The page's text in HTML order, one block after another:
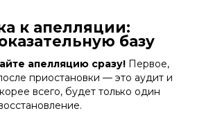
к апелляции:
базу
апелляцию сразу! Первое,
приостановки — это аудит и
всего, будет только один